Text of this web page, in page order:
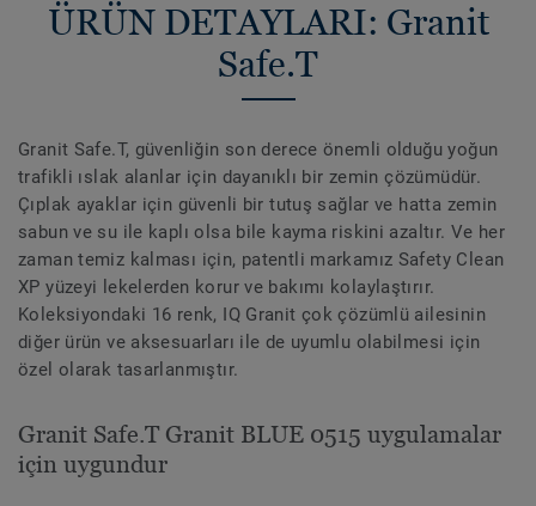
ÜRÜN DETAYLARI: Granit
Safe.T
Granit Safe.T, güvenliğin son derece önemli olduğu yoğun
trafikli ıslak alanlar için dayanıklı bir zemin çözümüdür.
Çıplak ayaklar için güvenli bir tutuş sağlar ve hatta zemin
sabun ve su ile kaplı olsa bile kayma riskini azaltır. Ve her
zaman temiz kalması için, patentli markamız Safety Clean
XP yüzeyi lekelerden korur ve bakımı kolaylaştırır.
Koleksiyondaki 16 renk, IQ Granit çok çözümlü ailesinin
diğer ürün ve aksesuarları ile de uyumlu olabilmesi için
özel olarak tasarlanmıştır.
Granit Safe.T Granit BLUE 0515 uygulamalar
için uygundur